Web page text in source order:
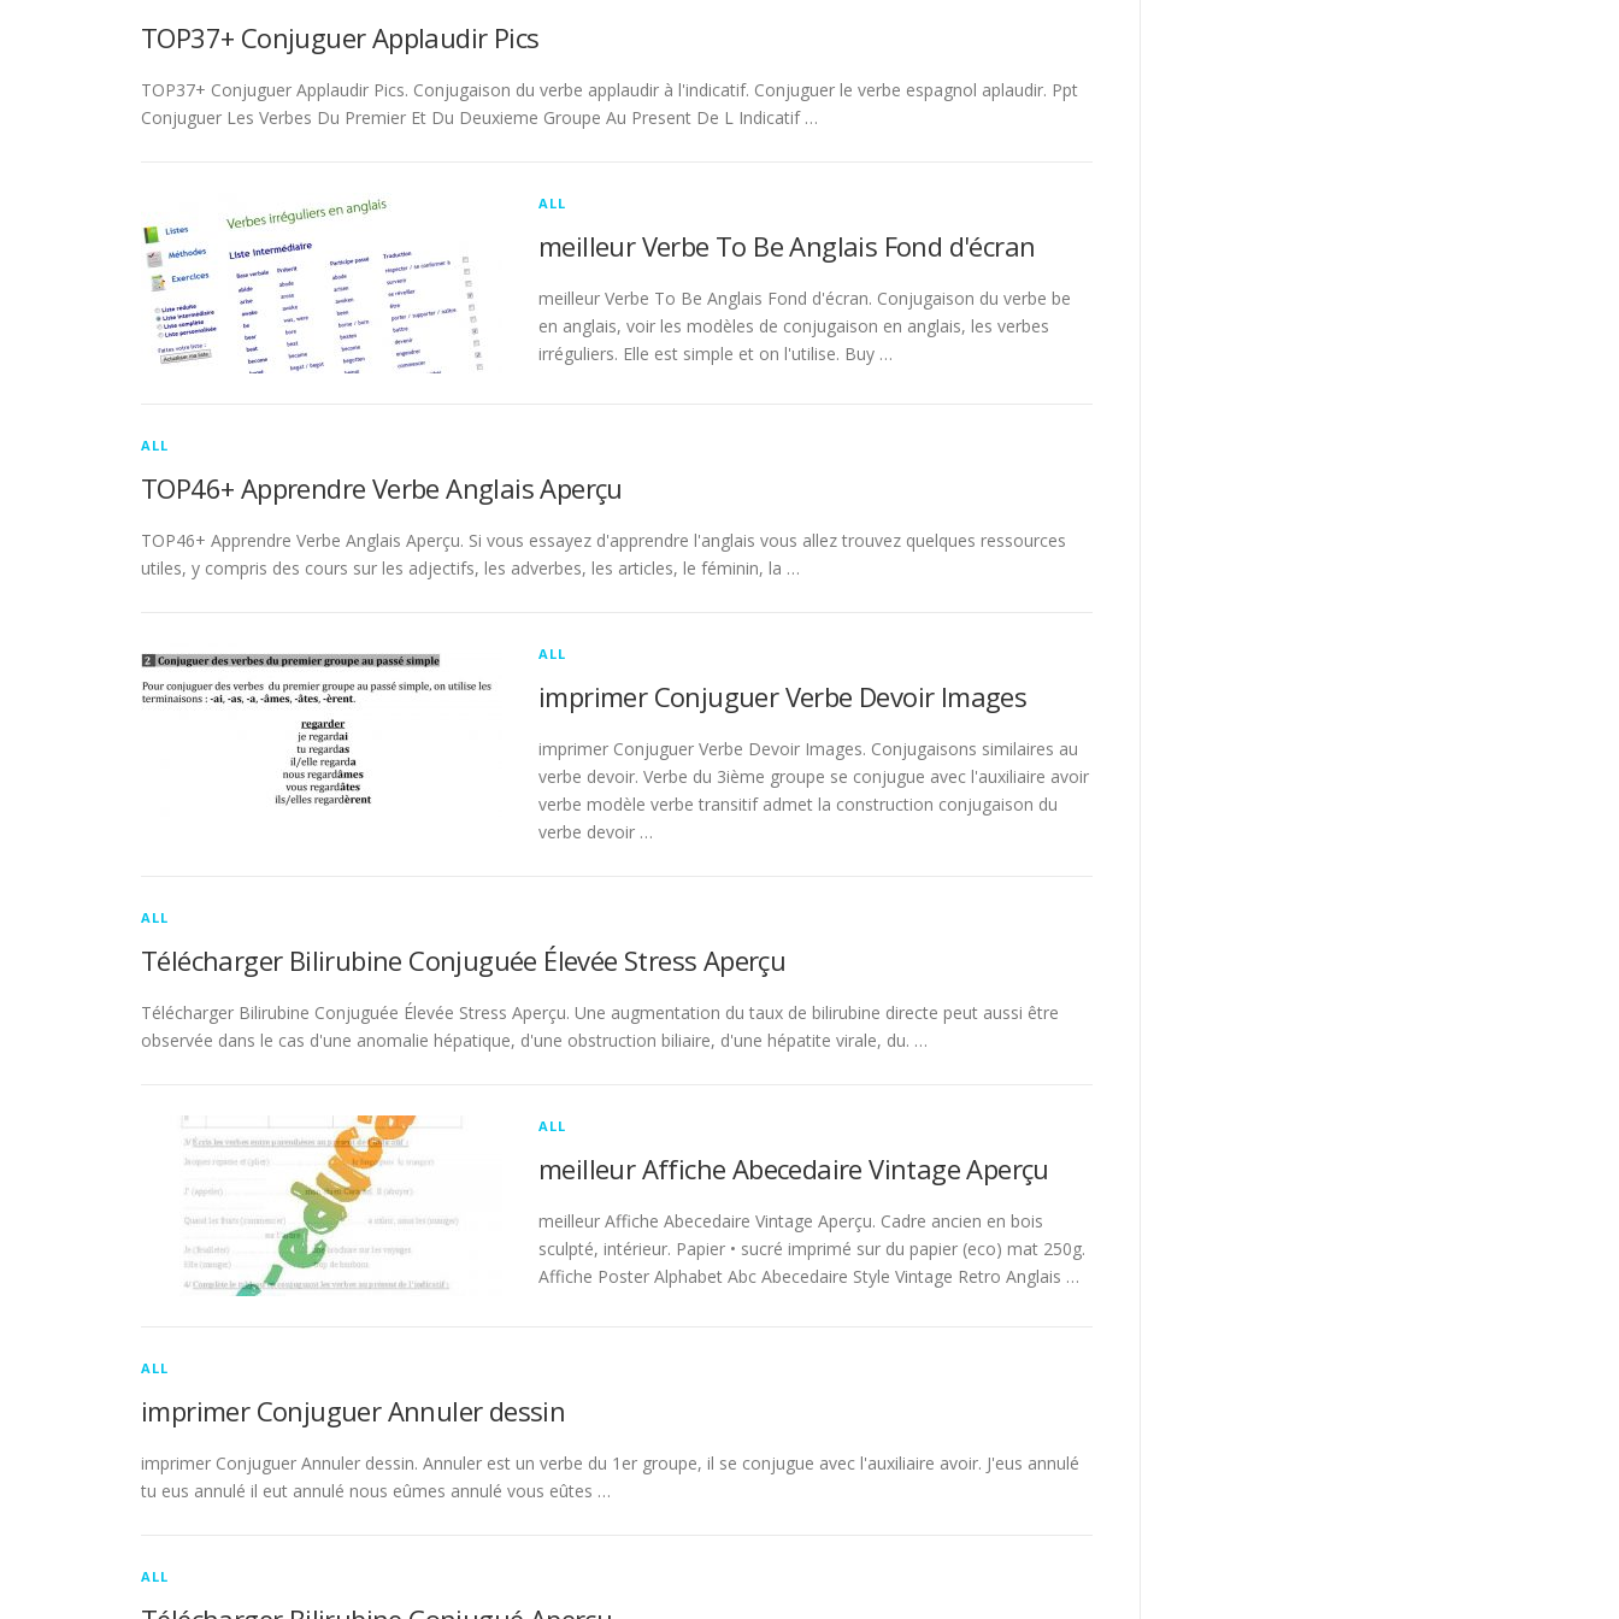
TOP37+ Conjuguer Applaudir Pics
TOP37+ Conjuguer Applaudir Pics. Conjugaison du verbe applaudir à l'indicatif. Conjuguer le verbe espagnol aplaudir. Ppt
Conjuguer Les Verbes Du Premier Et Du Deuxieme Groupe Au Present De L Indicatif …
ALL
meilleur Verbe To Be Anglais Fond d'écran
meilleur Verbe To Be Anglais Fond d'écran. Conjugaison du verbe be
en anglais, voir les modèles de conjugaison en anglais, les verbes
irréguliers. Elle est simple et on l'utilise. Buy …
ALL
TOP46+ Apprendre Verbe Anglais Aperçu
TOP46+ Apprendre Verbe Anglais Aperçu. Si vous essayez d'apprendre l'anglais vous allez trouvez quelques ressources
utiles, y compris des cours sur les adjectifs, les adverbes, les articles, le féminin, la …
ALL
imprimer Conjuguer Verbe Devoir Images
imprimer Conjuguer Verbe Devoir Images. Conjugaisons similaires au
verbe devoir. Verbe du 3ième groupe se conjugue avec l'auxiliaire avoir
verbe modèle verbe transitif admet la construction conjugaison du
verbe devoir …
ALL
Télécharger Bilirubine Conjuguée Élevée Stress Aperçu
Télécharger Bilirubine Conjuguée Élevée Stress Aperçu. Une augmentation du taux de bilirubine directe peut aussi être
observée dans le cas d'une anomalie hépatique, d'une obstruction biliaire, d'une hépatite virale, du. …
ALL
meilleur Affiche Abecedaire Vintage Aperçu
meilleur Affiche Abecedaire Vintage Aperçu. Cadre ancien en bois
sculpté, intérieur. Papier • sucré imprimé sur du papier (eco) mat 250g.
Affiche Poster Alphabet Abc Abecedaire Style Vintage Retro Anglais …
ALL
imprimer Conjuguer Annuler dessin
imprimer Conjuguer Annuler dessin. Annuler est un verbe du 1er groupe, il se conjugue avec l'auxiliaire avoir. J'eus annulé
tu eus annulé il eut annulé nous eûmes annulé vous eûtes …
ALL